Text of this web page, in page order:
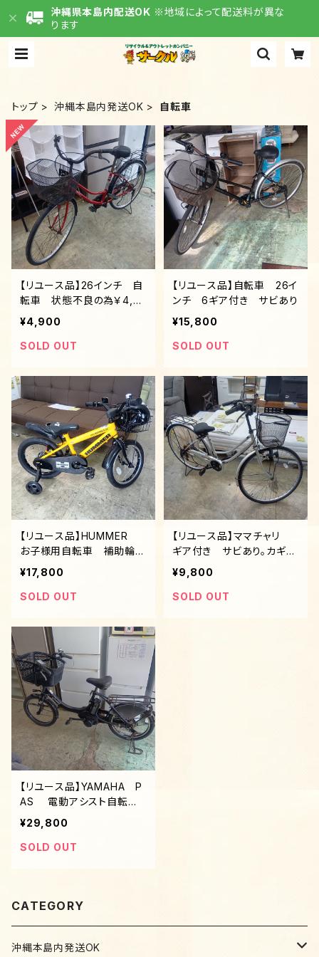
沖縄県本島内配送OK ※地域によって配送料が異な
ります
トップ 沖縄本島内発送OK 自転車
【リユース品】26インチ 自
転車 状態不良の為￥4,9
00！
¥4,900
SOLD OUT
【リユース品】自転車 26イ
ンチ 6ギア付き サビあり
¥15,800
SOLD OUT
【リユース品】HUMMER
お子様用自転車 補助輪付
き コールマンのヘルメット
付き
¥17,800
SOLD OUT
【リユース品】ママチャリ
ギア付き サビあり。カギ無
しの為価格。
¥9,800
SOLD OUT
【リユース品】YAMAHA P
AS 電動アシスト自転
車 20インチ 3ギア
¥29,800
SOLD OUT
CATEGORY
沖縄本島内発送OK